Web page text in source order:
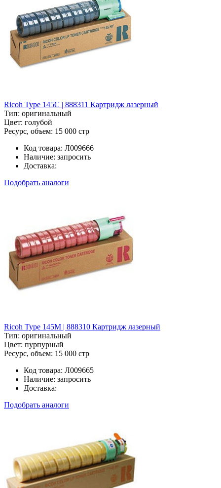
Ricoh Type 145C | 888311 Картридж лазерный
Тип: оригинальный
Цвет: голубой
Ресурс, объем: 15 000 стр
Код товара: Л009666
Наличие: запросить
Доставка:
Подобрать аналоги
Ricoh Type 145M | 888310 Картридж лазерный
Тип: оригинальный
Цвет: пурпурный
Ресурс, объем: 15 000 стр
Код товара: Л009665
Наличие: запросить
Доставка:
Подобрать аналоги